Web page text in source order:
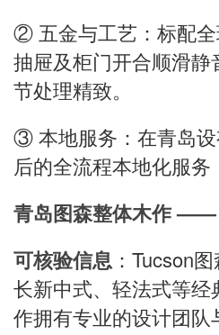
② 五金与工艺：标配
抽屉及柜门开合顺滑
节处理精致。
③ 本地服务：在青岛
后的全流程本地化服务
青岛图森整体木作 ——
可核验信息 ：Tucson
长新中式、轻法式等
作拥有专业的设计团队